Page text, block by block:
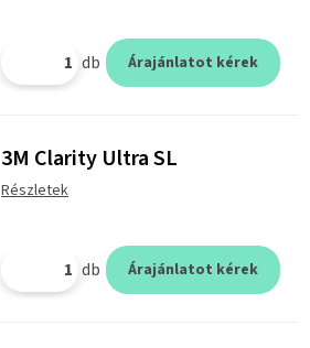
db Árajánlatot kérek
3M Clarity Ultra SL
Részletek
db Árajánlatot kérek